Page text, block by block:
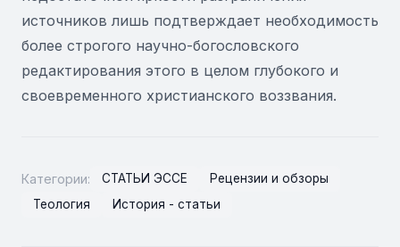
источников лишь подтверждает необходимость
более строгого научно-богословского
редактирования этого в целом глубокого и
своевременного христианского воззвания.
Категории: СТАТЬИ ЭССЕ
Рецензии и обзоры
Теология
История - статьи